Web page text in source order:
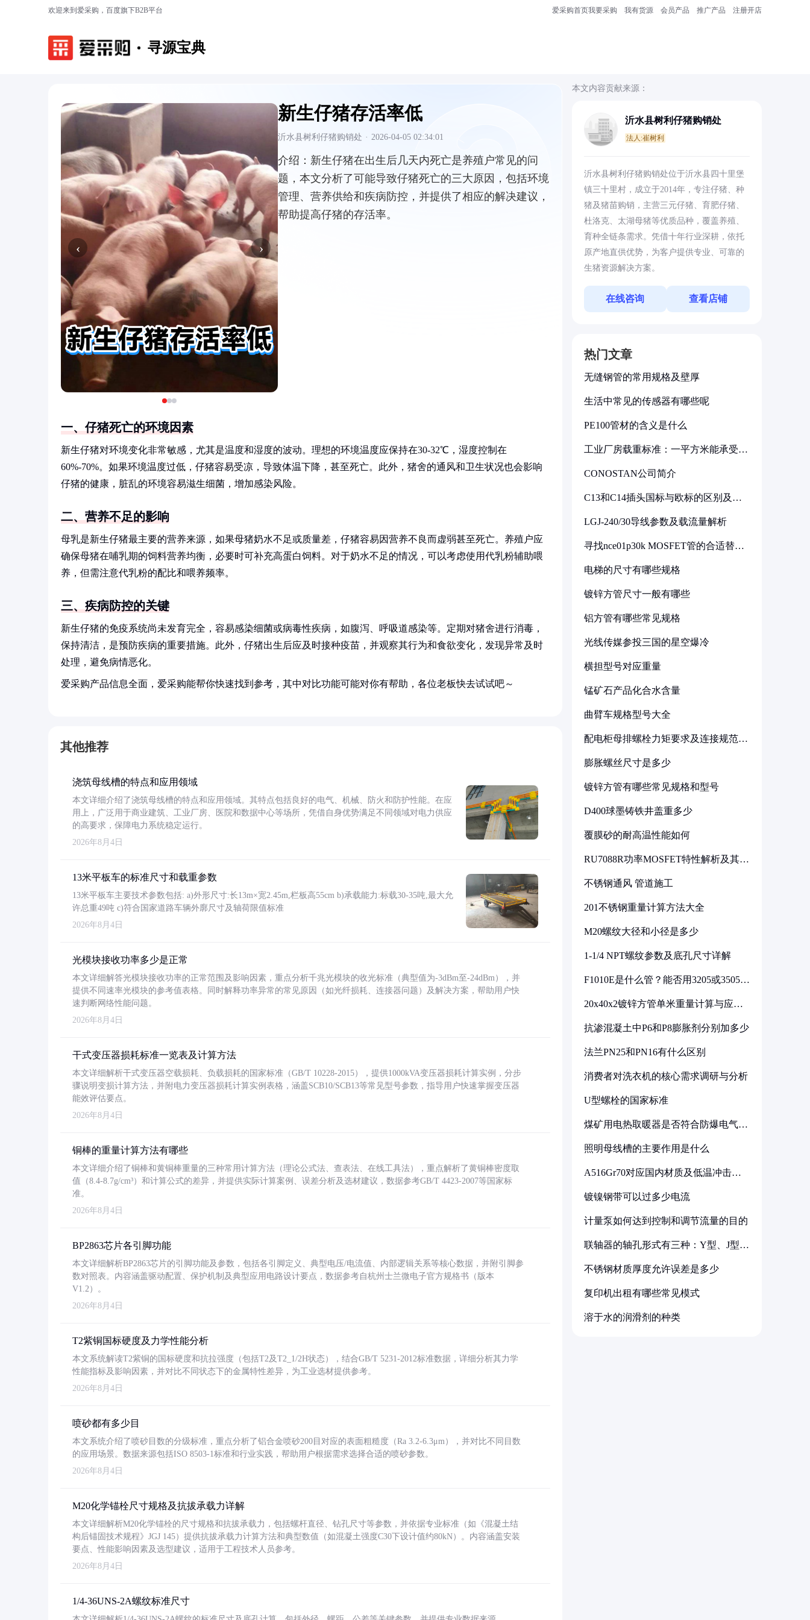
欢迎来到爱采购，百度旗下B2B平台 爱采购首页我要采购 我有货源 会员产品 推广产品 注册开店
寻源宝典
‹ ›
新生仔猪存活率低
沂水县树利仔猪购销处 · 2026-04-05 02:34:01
介绍： 新生仔猪在出生后几天内死亡是养殖户常见的问
题，本文分析了可能导致仔猪死亡的三大原因，包括环境
管理、营养供给和疾病防控，并提供了相应的解决建议，
帮助提高仔猪的存活率。
一、仔猪死亡的环境因素
新生仔猪对环境变化非常敏感，尤其是温度和湿度的波动。理想的环境温度应保持在30-32℃，湿度控制在
60%-70%。如果环境温度过低，仔猪容易受凉，导致体温下降，甚至死亡。此外，猪舍的通风和卫生状况也会影响
仔猪的健康，脏乱的环境容易滋生细菌，增加感染风险。
二、营养不足的影响
母乳是新生仔猪最主要的营养来源，如果母猪奶水不足或质量差，仔猪容易因营养不良而虚弱甚至死亡。养殖户应
确保母猪在哺乳期的饲料营养均衡，必要时可补充高蛋白饲料。对于奶水不足的情况，可以考虑使用代乳粉辅助喂
养，但需注意代乳粉的配比和喂养频率。
三、疾病防控的关键
新生仔猪的免疫系统尚未发育完全，容易感染细菌或病毒性疾病，如腹泻、呼吸道感染等。定期对猪舍进行消毒，
保持清洁，是预防疾病的重要措施。此外，仔猪出生后应及时接种疫苗，并观察其行为和食欲变化，发现异常及时
处理，避免病情恶化。
爱采购产品信息全面，爱采购能帮你快速找到参考，其中对比功能可能对你有帮助，各位老板快去试试吧～
其他推荐
浇筑母线槽的特点和应用领域
本文详细介绍了浇筑母线槽的特点和应用领域。其特点包括良好的电气、机械、防火和防护性能。在应
用上，广泛用于商业建筑、工业厂房、医院和数据中心等场所，凭借自身优势满足不同领域对电力供应
的高要求，保障电力系统稳定运行。
2026年8月4日
13米平板车的标准尺寸和载重参数
13米平板车主要技术参数包括: a)外形尺寸:长13m×宽2.45m,栏板高55cm b)承载能力:标载30-35吨,最大允
许总重49吨 c)符合国家道路车辆外廓尺寸及轴荷限值标准
2026年8月4日
光模块接收功率多少是正常
本文详细解答光模块接收功率的正常范围及影响因素，重点分析千兆光模块的收光标准（典型值为-3dBm至-24dBm），并
提供不同速率光模块的参考值表格。同时解释功率异常的常见原因（如光纤损耗、连接器问题）及解决方案，帮助用户快
速判断网络性能问题。
2026年8月4日
干式变压器损耗标准一览表及计算方法
本文详细解析干式变压器空载损耗、负载损耗的国家标准（GB/T 10228-2015），提供1000kVA变压器损耗计算实例，分步
骤说明变损计算方法，并附电力变压器损耗计算实例表格，涵盖SCB10/SCB13等常见型号参数，指导用户快速掌握变压器
能效评估要点。
2026年8月4日
铜棒的重量计算方法有哪些
本文详细介绍了铜棒和黄铜棒重量的三种常用计算方法（理论公式法、查表法、在线工具法），重点解析了黄铜棒密度取
值（8.4-8.7g/cm³）和计算公式的差异，并提供实际计算案例、误差分析及选材建议，数据参考GB/T 4423-2007等国家标
准。
2026年8月4日
BP2863芯片各引脚功能
本文详细解析BP2863芯片的引脚功能及参数，包括各引脚定义、典型电压/电流值、内部逻辑关系等核心数据，并附引脚参
数对照表。内容涵盖驱动配置、保护机制及典型应用电路设计要点，数据参考自杭州士兰微电子官方规格书（版本
V1.2）。
2026年8月4日
T2紫铜国标硬度及力学性能分析
本文系统解读T2紫铜的国标硬度和抗拉强度（包括T2及T2_1/2H状态），结合GB/T 5231-2012标准数据，详细分析其力学
性能指标及影响因素，并对比不同状态下的金属特性差异，为工业选材提供参考。
2026年8月4日
喷砂都有多少目
本文系统介绍了喷砂目数的分级标准，重点分析了铝合金喷砂200目对应的表面粗糙度（Ra 3.2-6.3μm），并对比不同目数
的应用场景。数据来源包括ISO 8503-1标准和行业实践，帮助用户根据需求选择合适的喷砂参数。
2026年8月4日
M20化学锚栓尺寸规格及抗拔承载力详解
本文详细解析M20化学锚栓的尺寸规格和抗拔承载力，包括螺杆直径、钻孔尺寸等参数，并依据专业标准（如《混凝土结
构后锚固技术规程》JGJ 145）提供抗拔承载力计算方法和典型数值（如混凝土强度C30下设计值约80kN）。内容涵盖安装
要点、性能影响因素及选型建议，适用于工程技术人员参考。
2026年8月4日
1/4-36UNS-2A螺纹标准尺寸
本文内容贡献来源：
沂水县树利仔猪购销处
法人:崔树利
沂水县树利仔猪购销处位于沂水县四十里堡
镇三十里村，成立于2014年，专注仔猪、种
猪及猪苗购销，主营三元仔猪、育肥仔猪、
杜洛克、太湖母猪等优质品种，覆盖养殖、
育种全链条需求。凭借十年行业深耕，依托
原产地直供优势，为客户提供专业、可靠的
生猪资源解决方案。
在线咨询 查看店铺
热门文章
无缝钢管的常用规格及壁厚
生活中常见的传感器有哪些呢
PE100管材的含义是什么
工业厂房载重标准：一平方米能承受多
CONOSTAN公司简介
C13和C14插头国标与欧标的区别及其
LGJ-240/30导线参数及载流量解析
寻找nce01p30k MOSFET管的合适替代
电梯的尺寸有哪些规格
镀锌方管尺寸一般有哪些
铝方管有哪些常见规格
光线传媒参投三国的星空爆冷
横担型号对应重量
锰矿石产品化合水含量
曲臂车规格型号大全
配电柜母排螺栓力矩要求及连接规范详
膨胀螺丝尺寸是多少
镀锌方管有哪些常见规格和型号
D400球墨铸铁井盖重多少
覆膜砂的耐高温性能如何
RU7088R功率MOSFET特性解析及其在
不锈钢通风 管道施工
201不锈钢重量计算方法大全
M20螺纹大径和小径是多少
1-1/4 NPT螺纹参数及底孔尺寸详解
F1010E是什么管？能否用3205或3505代
20x40x2镀锌方管单米重量计算与应用
抗渗混凝土中P6和P8膨胀剂分别加多少
法兰PN25和PN16有什么区别
消费者对洗衣机的核心需求调研与分析
U型螺栓的国家标准
煤矿用电热取暖器是否符合防爆电气设
照明母线槽的主要作用是什么
A516Gr70对应国内材质及低温冲击要
镀镍钢带可以过多少电流
计量泵如何达到控制和调节流量的目的
联轴器的轴孔形式有三种：Y型、J型、
不锈钢材质厚度允许误差是多少
复印机出租有哪些常见模式
溶于水的润滑剂的种类